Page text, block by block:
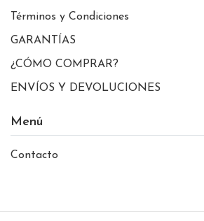
Términos y Condiciones
GARANTÍAS
¿CÓMO COMPRAR?
ENVÍOS Y DEVOLUCIONES
Menú
Contacto